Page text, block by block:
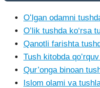
Oʻlgan odamni
O’lik tushda ko‘rsa
Qanotli farishta
Tush kitobda
Qur’onga binoan
Islom olami va